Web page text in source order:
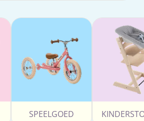
SPEELGOED